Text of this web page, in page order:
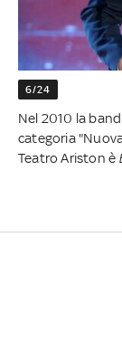
6/24
Nel 2010 la
categoria
Teatro Ariston è